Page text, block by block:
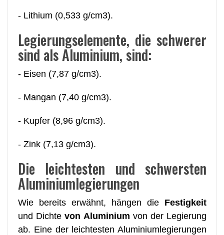
- Lithium (0,533 g/cm3).
Legierungselemente, die schwerer
sind als Aluminium, sind:
- Eisen (7,87 g/cm3).
- Mangan (7,40 g/cm3).
- Kupfer (8,96 g/cm3).
- Zink (7,13 g/cm3).
Die leichtesten und schwersten
Aluminiumlegierungen
Wie bereits erwähnt, hängen die Festigkeit
und Dichtevon Aluminium von der Legierung
ab. Eine der leichtesten Aluminiumlegierungen